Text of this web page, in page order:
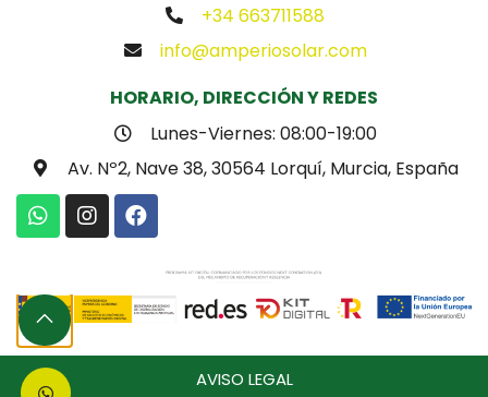
+34 663711588
info@amperiosolar.com
HORARIO, DIRECCIÓN Y REDES
Lunes-Viernes: 08:00-19:00
Av. Nº2, Nave 38, 30564 Lorquí, Murcia, España
AVISO LEGAL